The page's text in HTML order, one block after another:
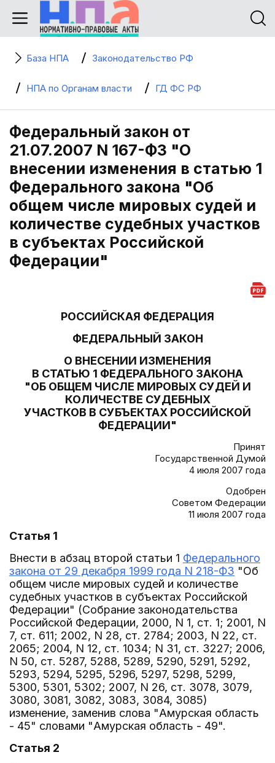
База НПА Законодательство РФ
НПА по Органам власти ГД ФС РФ
Федеральный закон от
21.07.2007 N 167-ФЗ "О
внесении изменения в статью 1
Федерального закона "Об
общем числе мировых судей и
количестве судебных участков
в субъектах Российской
Федерации"
РОССИЙСКАЯ ФЕДЕРАЦИЯ
ФЕДЕРАЛЬНЫЙ ЗАКОН
О ВНЕСЕНИИ ИЗМЕНЕНИЯ
В СТАТЬЮ 1 ФЕДЕРАЛЬНОГО ЗАКОНА
"ОБ ОБЩЕМ ЧИСЛЕ МИРОВЫХ СУДЕЙ И
КОЛИЧЕСТВЕ СУДЕБНЫХ
УЧАСТКОВ В СУБЪЕКТАХ РОССИЙСКОЙ
ФЕДЕРАЦИИ"
Принят
Государственной Думой
4 июля 2007 года
Одобрен
Советом Федерации
11 июля 2007 года
Статья 1
Внести в абзац второй статьи 1 Федерального
закона от 29 декабря 1999 года N 218-ФЗ "Об
общем числе мировых судей и количестве
судебных участков в субъектах Российской
Федерации" (Собрание законодательства
Российской Федерации, 2000, N 1, ст. 1; 2001, N
7, ст. 611; 2002, N 28, ст. 2784; 2003, N 22, ст.
2065; 2004, N 12, ст. 1034; N 31, ст. 3227; 2006,
N 50, ст. 5287, 5288, 5289, 5290, 5291, 5292,
5293, 5294, 5295, 5296, 5297, 5298, 5299,
5300, 5301, 5302; 2007, N 26, ст. 3078, 3079,
3080, 3081, 3082, 3083, 3084, 3085)
изменение, заменив слова "Амурская область
- 45" словами "Амурская область - 49".
Статья 2